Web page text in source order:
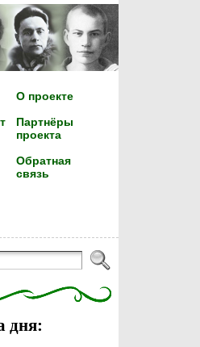
О проекте
Партнёры
проекта
Обратная
связь
дня: